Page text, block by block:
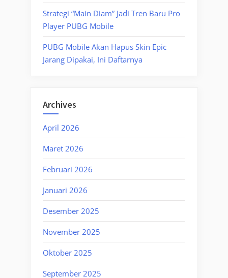
Strategi “Main Diam” Jadi Tren Baru Pro
Player PUBG Mobile
PUBG Mobile Akan Hapus Skin Epic
Jarang Dipakai, Ini Daftarnya
Archives
April 2026
Maret 2026
Februari 2026
Januari 2026
Desember 2025
November 2025
Oktober 2025
September 2025